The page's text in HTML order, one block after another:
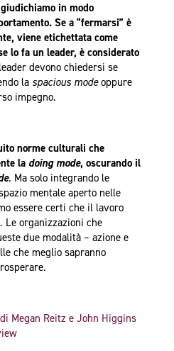
in modo
Se a “fermarsi” è
viene etichettata come
lo fa un leader, è considerato
devono chiedersi se
la spacious modeoppure
impegno.
norme culturali che
la doing mode, oscurando il
. Ma solo integrando le
mentale aperto nelle
essere certi che il lavoro
organizzazioni che
due modalità – azione e
che meglio sapranno
Megan Reitz e John Higgins